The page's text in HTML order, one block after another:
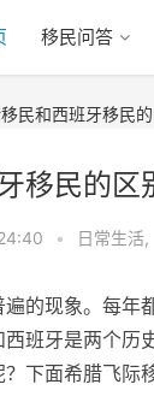
移民问答
民和西班牙移民
移民的区
• 日常生活,
的现象。每年
班牙是两个历
下面希腊飞际